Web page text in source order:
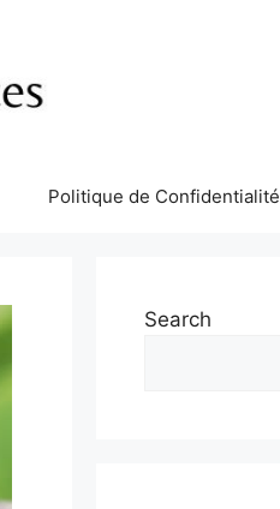
Politique de Confidentialité
Search